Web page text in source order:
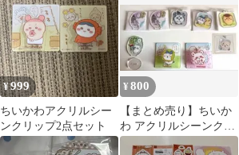
¥999
ちいかわアクリルシー
ンクリップ2点セット
¥800
【まとめ売り】ちいか
わ アクリルシーンクリ
ップ ハチワレ モモンガ